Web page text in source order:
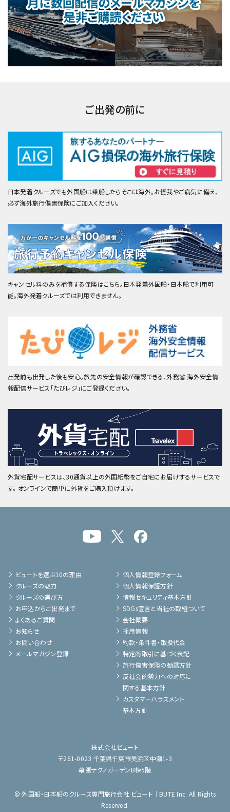
ご出発の前に
日本発着クルーズでも外国船は乗船したらそこは海外。お怪我やご病気に備え、
必ず海外旅行傷害保険にご加入ください。
キャンセル料のみを補償する保険はこちら。日本発着外国船・日本船で利用可
能。海外発着クルーズでは利用できません。
出発前も出発した後も安心。旅先の安全情報が確認できる、外務省 海外安全情
報配信サービス「たびレジ」にご登録ください。
外貨宅配サービスは、30通貨以上の外国紙幣をご自宅にお届けするサービスで
す。 オンラインで簡単に外貨をご購入頂けます。
ビュートを選ぶ10の理由
クルーズの魅力
クルーズの選び方
お申込からご出発まで
よくあるご質問
お知らせ
お問い合わせ
メールマガジン登録
個人情報登録フォーム
個人情報保護方針
情報セキュリティ基本方針
SDGs宣言と当社の取組ついて
会社概要
採用情報
約款・条件書・取扱代金
特定商取引に基づく表記
旅行傷害保険の勧誘方針
反社会的勢力への対応に
関する基本方針
カスタマーハラスメント
基本方針
株式会社ビュート
〒261-0023 千葉県千葉市美浜区中瀬1-3
幕張テクノガーデンB棟5階
© 外国船・日本船のクルーズ専門旅行会社 ビュート｜BUTE Inc. All Rights
Reserved.